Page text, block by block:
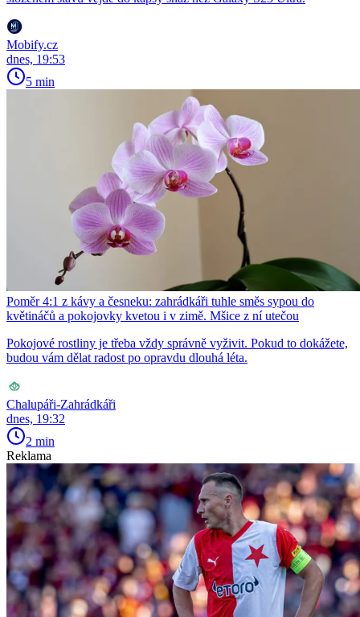
Mobify.cz
dnes, 19:53
5 min
Poměr 4:1 z kávy a česneku: zahrádkáři tuhle směs sypou do
květináčů a pokojovky kvetou i v zimě. Mšice z ní utečou
Pokojové rostliny je třeba vždy správně vyživit. Pokud to dokážete,
budou vám dělat radost po opravdu dlouhá léta.
Chalupáři-Zahrádkáři
dnes, 19:32
2 min
Reklama